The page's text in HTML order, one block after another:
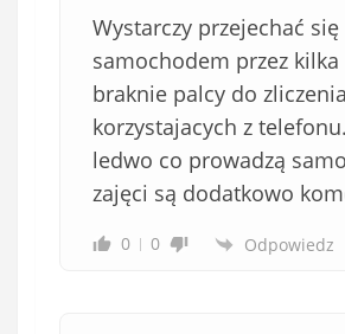
Wystarczy przejechać się
samochodem przez
braknie palcy do
korzystajacych z
ledwo co prowadzą
zajęci są dodatkowo
0 0 Odpowiedz